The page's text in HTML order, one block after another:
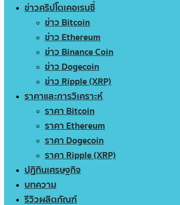
ข่าวคริปโตเคอเรนซี่
ข่าว Bitcoin
ข่าว Ethereum
ข่าว Binance Coin
ข่าว Dogecoin
ข่าว Ripple (XRP)
ราคาและการวิเคราะห์
ราคา Bitcoin
ราคา Ethereum
ราคา Dogecoin
ราคา Ripple (XRP)
ปฏิทินเศรษฐกิจ
บทความ
รีวิวผลิตภัณฑ์